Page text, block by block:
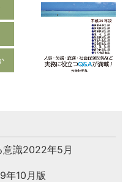
意識2022年5月
年10月版